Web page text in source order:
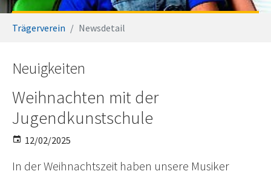
Trägerverein Newsdetail
Neuigkeiten
Weihnachten mit der
Jugendkunstschule
12/02/2025
In der Weihnachtszeit haben unsere Musiker